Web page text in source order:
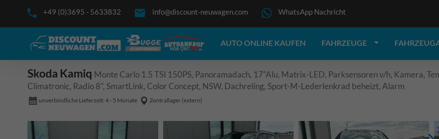
+49 (0)3695 - 5633832 info@discount-neuwagen.com WhatsApp Nachricht
AUTO ONLINE KAUFEN FAHRZEUGE
Skoda Kamiq Monte Carlo 1.5 TSI 150PS, Panoramadach, 17"Alu, Matrix-LED, Parksensoren v/h, Kamera,
Climatronic, Radio 8", SmartLink, Color Concept, NSW, Dachreling, Sport-M-Lederlenkrad beheizt, Alarm
unverbindliche Lieferzeit: 4 - 5 Monate Zentrallager (extern)